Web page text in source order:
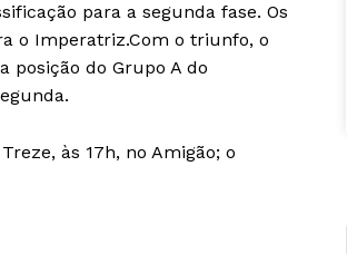
para a segunda fase. Os
o Imperatriz.Com o triunfo, o
posição do Grupo A do
às 17h, no Amigão; o